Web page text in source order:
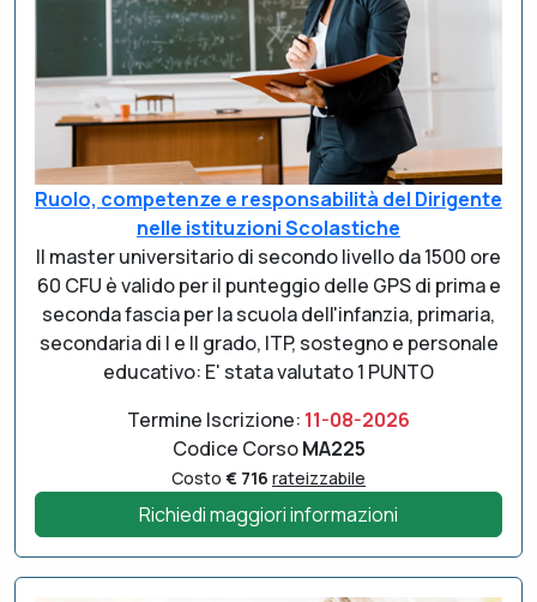
Ruolo, competenze e responsabilità del Dirigente
nelle istituzioni Scolastiche
Il master universitario di secondo livello da 1500 ore
60 CFU è valido per il punteggio delle GPS di prima e
seconda fascia per la scuola dell'infanzia, primaria,
secondaria di I e II grado, ITP, sostegno e personale
educativo: E' stata valutato 1 PUNTO
Termine Iscrizione: 11-08-2026
Codice CorsoMA225
Costo € 716 rateizzabile
Richiedi maggiori informazioni